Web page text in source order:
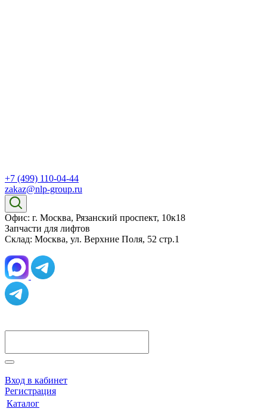
+7 (499) 110-04-44
zakaz@nlp-group.ru
Офис: г. Москва, Рязанский проспект, 10к18
Запчасти для лифтов
Склад: Москва, ул. Верхние Поля, 52 стр.1
Вход в кабинет
Регистрация
Каталог